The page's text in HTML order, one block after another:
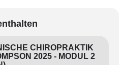
CHIROPRAKTIK
2025 - MODUL 2